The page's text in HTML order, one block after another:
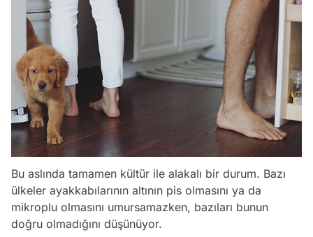
Bu aslında tamamen kültür ile alakalı bir durum. Bazı
ülkeler ayakkabılarının altının pis olmasını ya da
mikroplu olmasını umursamazken, bazıları bunun
doğru olmadığını düşünüyor.